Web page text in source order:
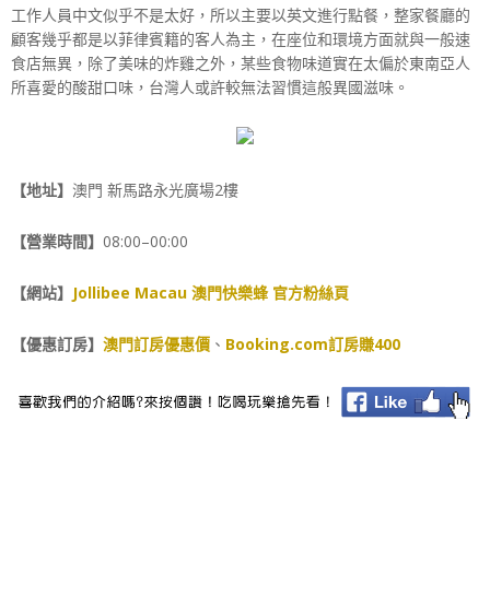
工作人員中文似乎不是太好，所以主要以英文進行點餐，整家餐廳的
顧客幾乎都是以菲律賓籍的客人為主，在座位和環境方面就與一般速
食店無異，除了美味的炸雞之外，某些食物味道實在太偏於東南亞人
所喜愛的酸甜口味，台灣人或許較無法習慣這般異國滋味。
【地址】 澳門 新馬路永光廣場2樓
【營業時間】 08:00–00:00
【網站】 Jollibee Macau 澳門快樂蜂 官方粉絲頁
【優惠訂房】 澳門訂房優惠價 、 Booking.com訂房賺400